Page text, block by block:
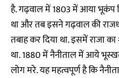
है. गढ़वाल में 1803 में आया भूकंप
था और तब इसने गढ़वाल की
तबाह कर दिया था. इसमें राजा
था. 1880 में नैनीताल में आये
लोग मरे. यह महत्वपूर्ण है कि